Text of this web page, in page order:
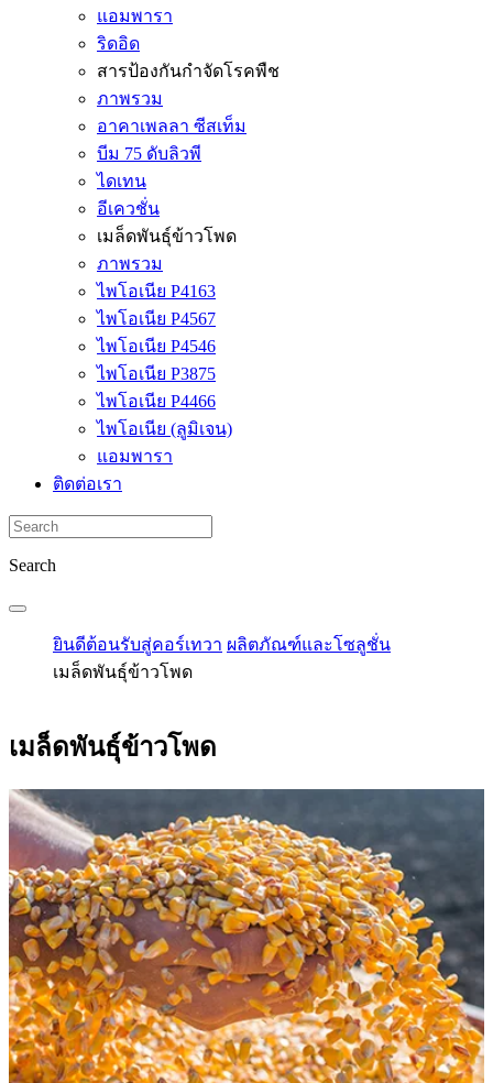
แอมพารา
ริดอิด
สารป้องกันกำจัดโรคพืช
ภาพรวม
อาคาเพลลา ซีสเท็ม
บีม 75 ดับลิวพี
ไดเทน
อีเควชั่น
เมล็ดพันธุ์ข้าวโพด
ภาพรวม
ไพโอเนีย P4163
ไพโอเนีย P4567
ไพโอเนีย P4546
ไพโอเนีย P3875
ไพโอเนีย P4466
ไพโอเนีย (ลูมิเจน)
แอมพารา
ติดต่อเรา
Search
ยินดีต้อนรับสู่คอร์เทวา ผลิตภัณฑ์และโซลูชั่น
เมล็ดพันธุ์ข้าวโพด
เมล็ดพันธุ์ข้าวโพด